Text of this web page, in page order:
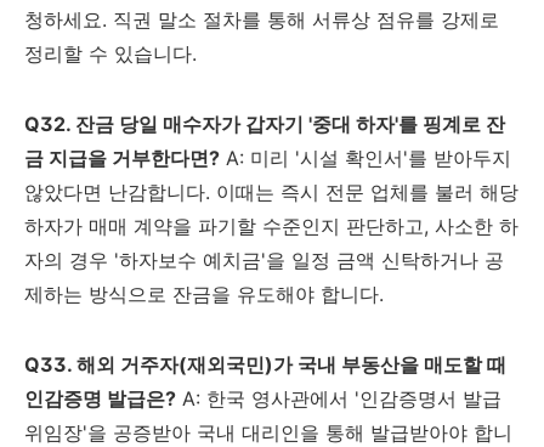
청하세요. 직권 말소 절차를 통해 서류상 점유를 강제로
정리할 수 있습니다.
Q32. 잔금 당일 매수자가 갑자기 '중대 하자'를 핑계로 잔
금 지급을 거부한다면? A: 미리 '시설 확인서'를 받아두지
않았다면 난감합니다. 이때는 즉시 전문 업체를 불러 해당
하자가 매매 계약을 파기할 수준인지 판단하고, 사소한 하
자의 경우 '하자보수 예치금'을 일정 금액 신탁하거나 공
제하는 방식으로 잔금을 유도해야 합니다.
Q33. 해외 거주자(재외국민)가 국내 부동산을 매도할 때
인감증명 발급은? A: 한국 영사관에서 '인감증명서 발급
위임장'을 공증받아 국내 대리인을 통해 발급받아야 합니